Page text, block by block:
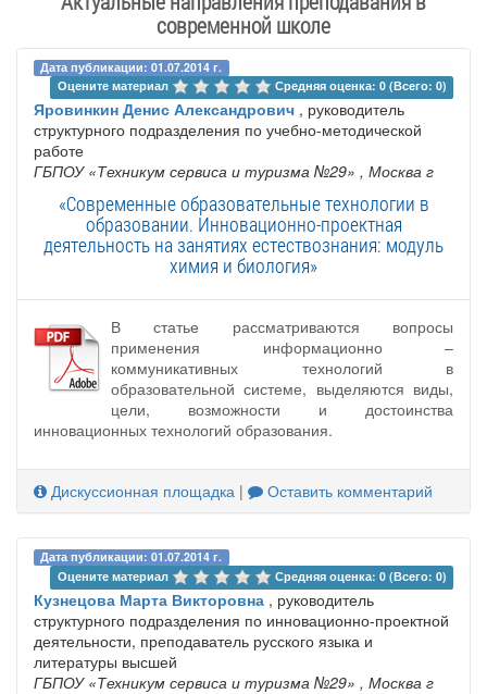
современной школе
Дата публикации: 01.07.2014 г.
Оцените материал
Средняя оценка: 0 (Всего: 0)
Яровинкин Денис Александрович , руководитель
структурного подразделения по учебно-методической
работе
ГБПОУ «Техникум сервиса и туризма №29» , Москва г
«Современные образовательные технологии в
образовании. Инновационно-проектная
деятельность на занятиях естествознания: модуль
химия и биология»
В статье рассматриваются вопросы
применения информационно –
коммуникативных технологий в
образовательной системе, выделяются виды,
цели, возможности и достоинства
инновационных технологий образования.
Дискуссионная площадка | Оставить комментарий
Дата публикации: 01.07.2014 г.
Оцените материал
Средняя оценка: 0 (Всего: 0)
Кузнецова Марта Викторовна , руководитель
структурного подразделения по инновационно-проектной
деятельности, преподаватель русского языка и
литературы высшей
ГБПОУ «Техникум сервиса и туризма №29» , Москва г